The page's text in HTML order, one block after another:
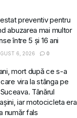
preventiv pentru
abuzarea mai multor
între 5 și 16 ani
6, 2026 0
mort după ce s-a
vira la stânga pe
Tânărul
iar motocicleta era
număr fals